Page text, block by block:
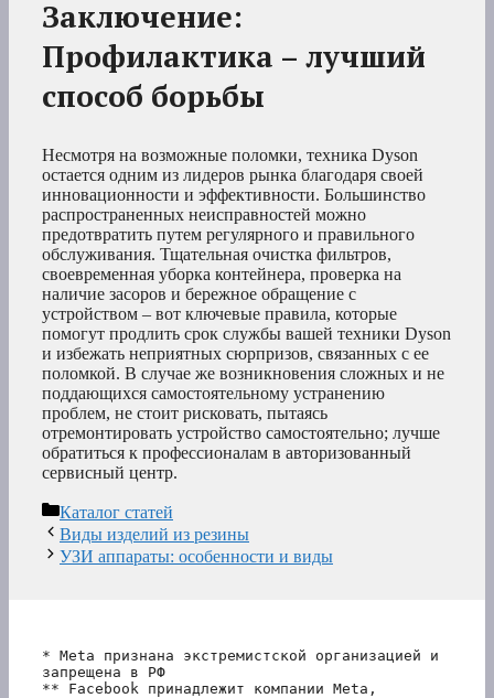
Заключение:
Профилактика – лучший
способ борьбы
Несмотря на возможные поломки, техника Dyson
остается одним из лидеров рынка благодаря своей
инновационности и эффективности. Большинство
распространенных неисправностей можно
предотвратить путем регулярного и правильного
обслуживания. Тщательная очистка фильтров,
своевременная уборка контейнера, проверка на
наличие засоров и бережное обращение с
устройством – вот ключевые правила, которые
помогут продлить срок службы вашей техники Dyson
и избежать неприятных сюрпризов, связанных с ее
поломкой. В случае же возникновения сложных и не
поддающихся самостоятельному устранению
проблем, не стоит рисковать, пытаясь
отремонтировать устройство самостоятельно; лучше
обратиться к профессионалам в авторизованный
сервисный центр.
Рубрики
Каталог статей
Виды изделий из резины
УЗИ аппараты: особенности и виды
* Meta признана экстремистской организацией и
запрещена в РФ
** Facebook принадлежит компании Meta,